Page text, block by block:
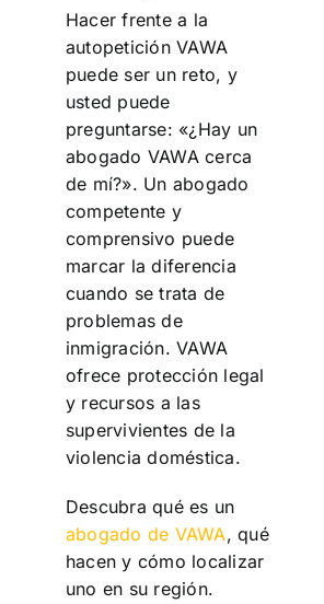
Hacer frente a la
autopetición VAWA
puede ser un reto, y
usted puede
preguntarse: «¿Hay un
abogado VAWA cerca
de mí?». Un abogado
competente y
comprensivo puede
marcar la diferencia
cuando se trata de
problemas de
inmigración. VAWA
ofrece protección legal
y recursos a las
supervivientes de la
violencia doméstica.
Descubra qué es un
abogado de VAWA, qué
hacen y cómo localizar
uno en su región.